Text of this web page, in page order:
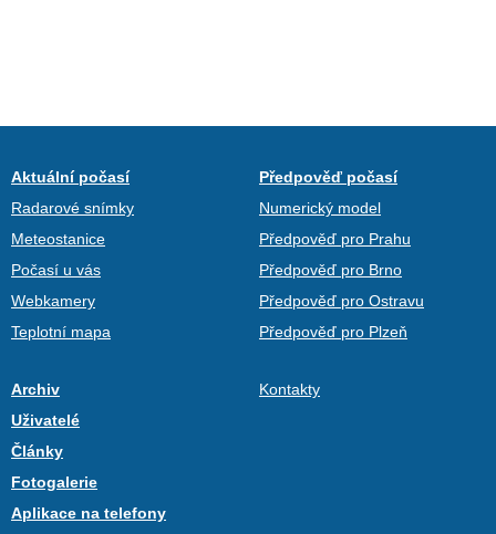
Aktuální počasí
Radarové snímky
Meteostanice
Počasí u vás
Webkamery
Teplotní mapa
Předpověď počasí
Numerický model
Předpověď pro Prahu
Předpověď pro Brno
Předpověď pro Ostravu
Předpověď pro Plzeň
Archiv
Uživatelé
Články
Fotogalerie
Aplikace na telefony
Kontakty